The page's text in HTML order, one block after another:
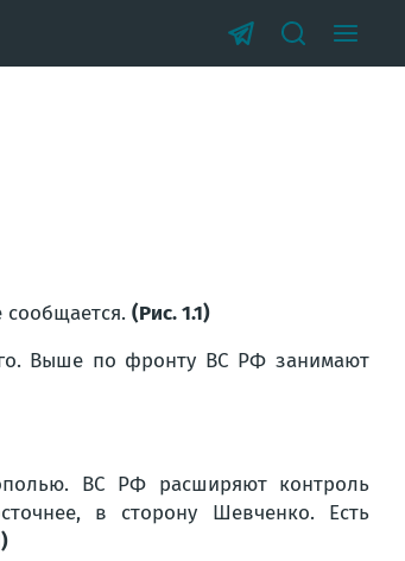
(Рис. 1.1)
Выше по фронту ВС РФ занимают
ВС РФ расширяют контроль
в сторону Шевченко. Есть